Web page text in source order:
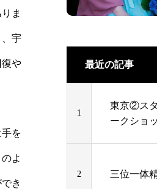
ま
宇
や
を
よ
き
最近の記事
1
東京②ス
ークショ
2 三位一体